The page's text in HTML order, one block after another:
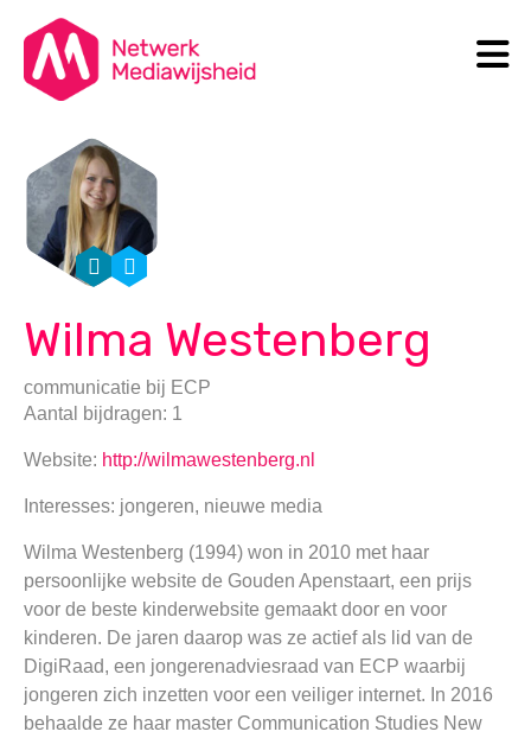
Wilma Westenberg
communicatie bij ECP
Aantal bijdragen: 1
Website: http://wilmawestenberg.nl
Interesses: jongeren, nieuwe media
Wilma Westenberg (1994) won in 2010 met haar
persoonlijke website de Gouden Apenstaart, een prijs
voor de beste kinderwebsite gemaakt door en voor
kinderen. De jaren daarop was ze actief als lid van de
DigiRaad, een jongerenadviesraad van ECP waarbij
jongeren zich inzetten voor een veiliger internet. In 2016
behaalde ze haar master Communication Studies New